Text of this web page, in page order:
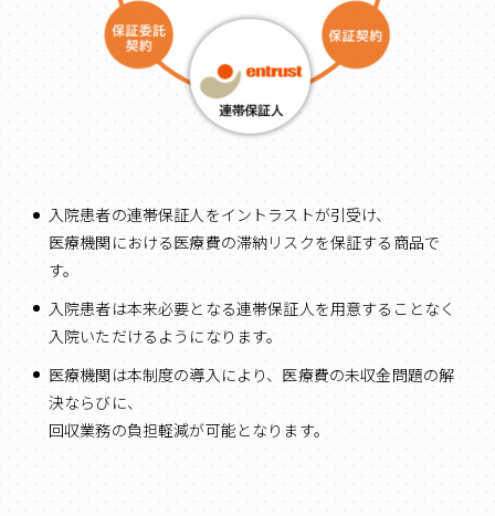
入院患者の連帯保証人をイントラストが引受け、
医療機関における医療費の滞納リスクを保証する商品で
す。
入院患者は本来必要となる連帯保証人を用意することなく
入院いただけるようになります。
医療機関は本制度の導入により、医療費の未収金問題の解
決ならびに、
回収業務の負担軽減が可能となります。